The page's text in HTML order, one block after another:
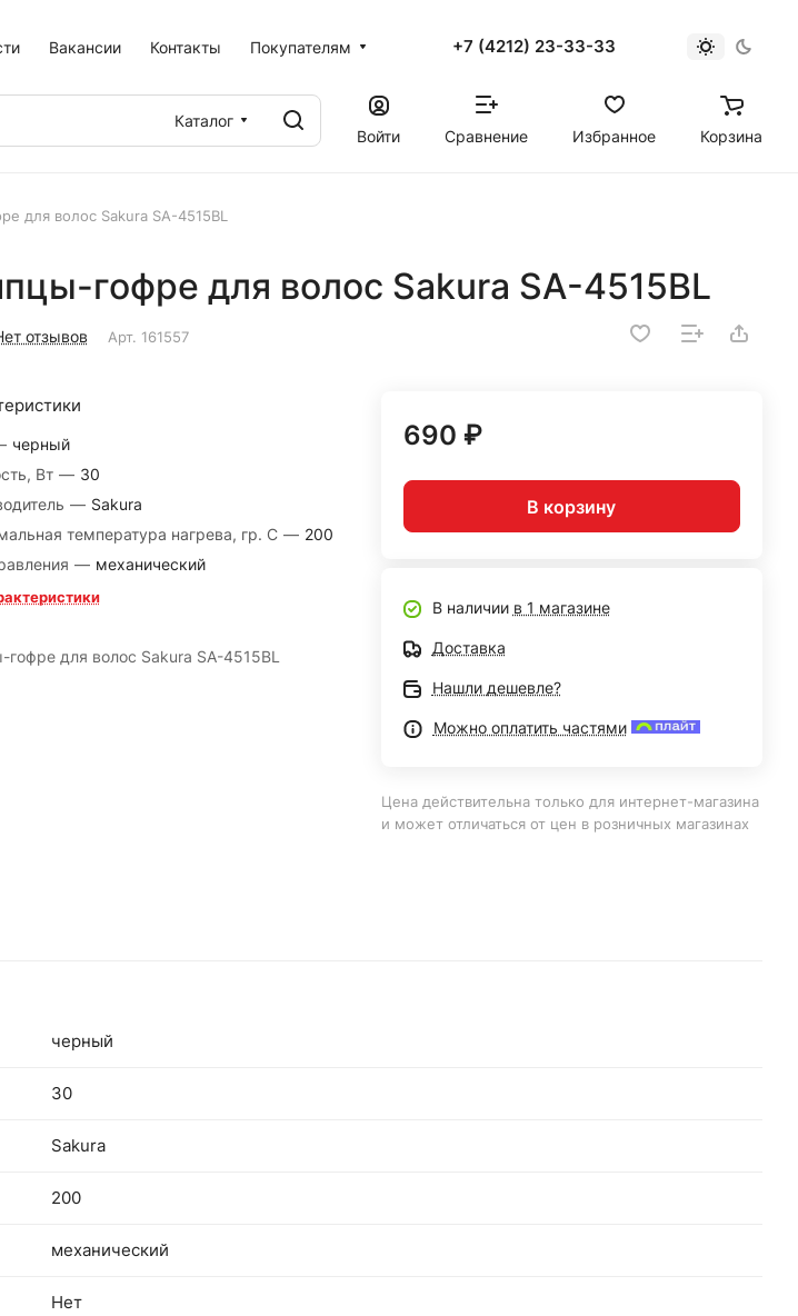
Вакансии Контакты Покупателям +7 (4212) 23-33-33
Каталог
Войти
Сравнение Избранное Корзина
для волос Sakura SA-4515BL
гофре для волос Sakura SA-4515BL
отзывов Арт. 161557
черный
Вт — 30
— Sakura
температура нагрева, гр. С — 200
— механический
для волос Sakura SA-4515BL
690 ₽
В корзину
В наличии в 1 магазине
Доставка
Нашли дешевле?
Можно оплатить частями
Цена действительна только для интернет-магазина
и может отличаться от цен в розничных магазинах
черный
30
Sakura
200
механический
Нет